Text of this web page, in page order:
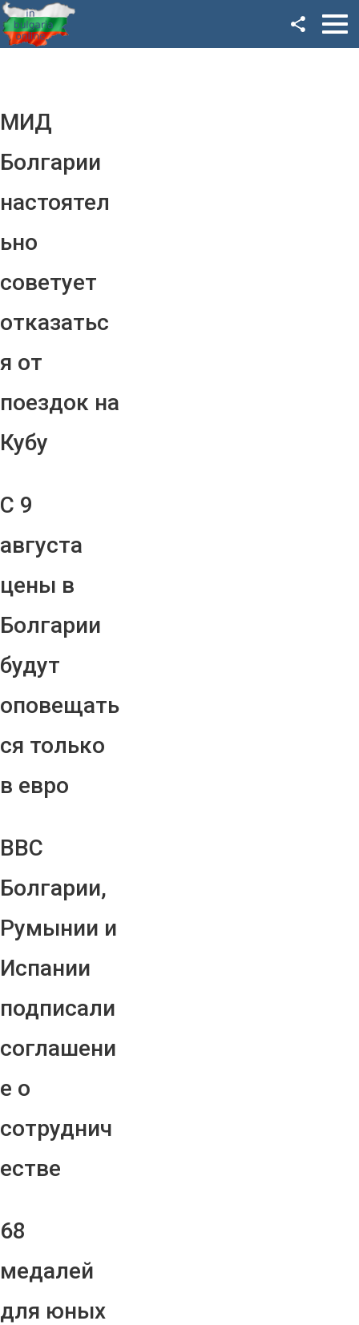
МИД
Болгарии
настоятел
ьно
советует
отказатьс
я от
поездок на
Кубу
С 9
августа
цены в
Болгарии
будут
оповещать
ся только
в евро
ВВС
Болгарии,
Румынии и
Испании
подписали
соглашени
е о
сотруднич
естве
68
медалей
для юных